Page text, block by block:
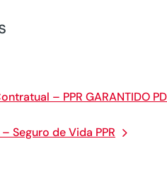
– PPR GARANTIDO
Seguro de Vida PPR